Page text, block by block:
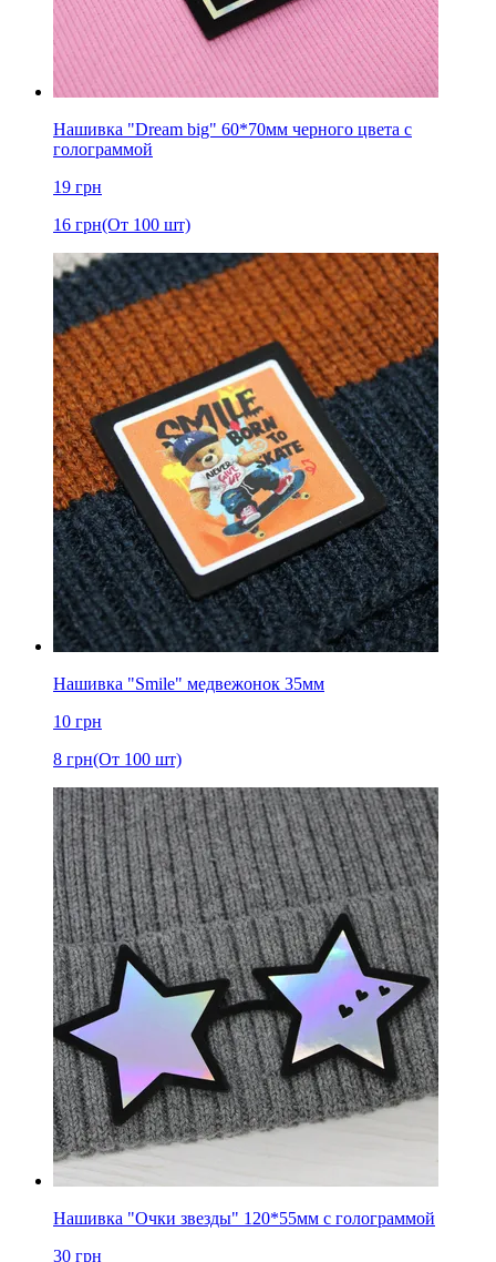
Нашивка "Dream big" 60*70мм черного цвета с
голограммой
19 грн
16 грн(От 100 шт)
Нашивка "Smile" медвежонок 35мм
10 грн
8 грн(От 100 шт)
Нашивка "Очки звезды" 120*55мм с голограммой
30 грн